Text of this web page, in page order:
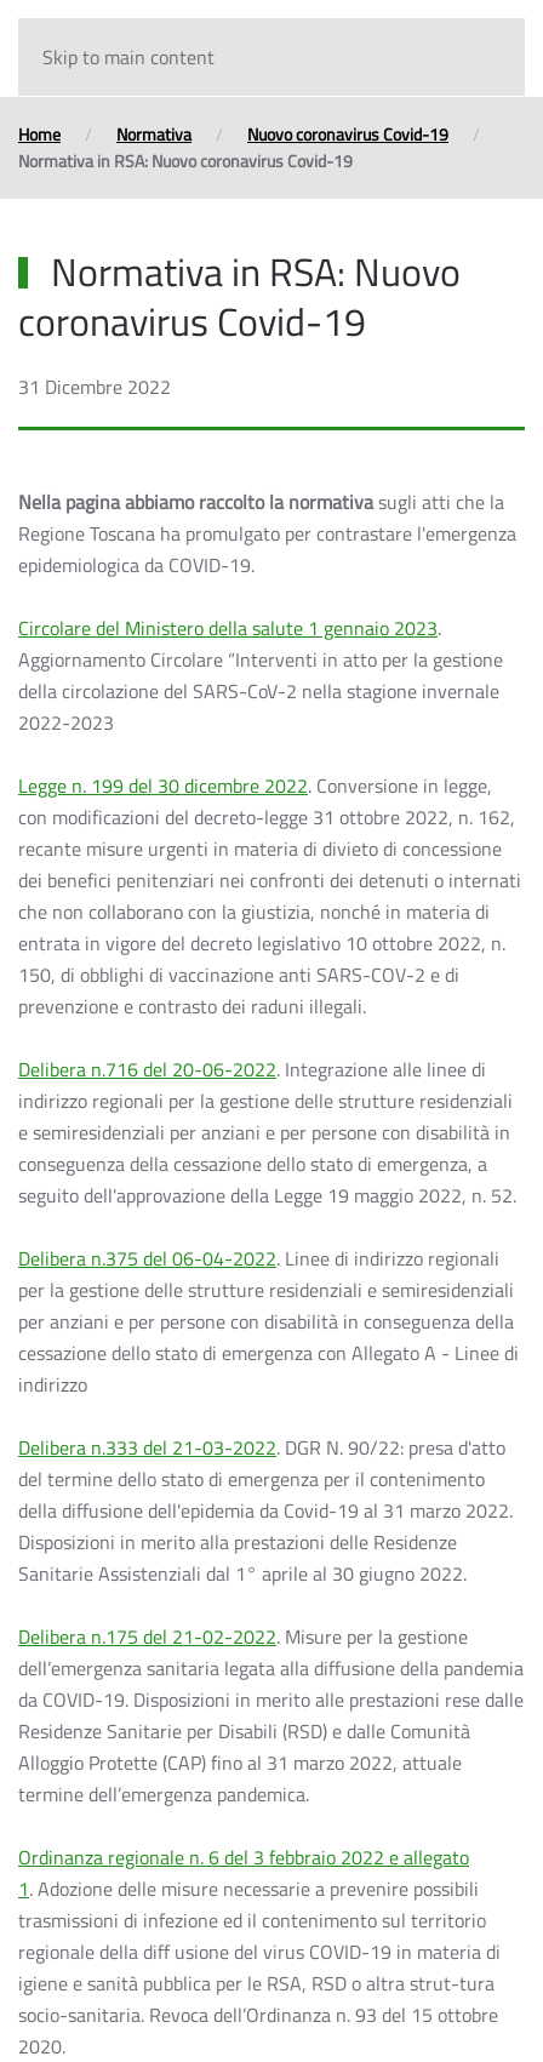
Skip to main content
Home Normativa
Nuovo coronavirus Covid-19
Normativa in RSA: Nuovo coronavirus Covid-19
Normativa in RSA: Nuovo
coronavirus Covid-19
31 Dicembre 2022
Nella pagina abbiamo raccolto la normativasugli atti che la
Regione Toscana ha promulgato per contrastare l'emergenza
epidemiologica da COVID-19.
Circolare del Ministero della salute 1 gennaio 2023.
Aggiornamento Circolare “Interventi in atto per la gestione
della circolazione del SARS-CoV-2 nella stagione invernale
2022-2023
Legge n. 199 del 30 dicembre 2022. Conversione in legge,
con modificazioni del decreto-legge 31 ottobre 2022, n. 162,
recante misure urgenti in materia di divieto di concessione
dei benefici penitenziari nei confronti dei detenuti o internati
che non collaborano con la giustizia, nonché in materia di
entrata in vigore del decreto legislativo 10 ottobre 2022, n.
150, di obblighi di vaccinazione anti SARS-COV-2 e di
prevenzione e contrasto dei raduni illegali.
Delibera n.716 del 20-06-2022. Integrazione alle linee di
indirizzo regionali per la gestione delle strutture residenziali
e semiresidenziali per anziani e per persone con disabilità in
conseguenza della cessazione dello stato di emergenza, a
seguito dell'approvazione della Legge 19 maggio 2022, n. 52.
Delibera n.375 del 06-04-2022. Linee di indirizzo regionali
per la gestione delle strutture residenziali e semiresidenziali
per anziani e per persone con disabilità in conseguenza della
cessazione dello stato di emergenza con Allegato A - Linee di
indirizzo
Delibera n.333 del 21-03-2022. DGR N. 90/22: presa d'atto
del termine dello stato di emergenza per il contenimento
della diffusione dell'epidemia da Covid-19 al 31 marzo 2022.
Disposizioni in merito alla prestazioni delle Residenze
Sanitarie Assistenziali dal 1° aprile al 30 giugno 2022.
Delibera n.175 del 21-02-2022. Misure per la gestione
dell’emergenza sanitaria legata alla diffusione della pandemia
da COVID-19. Disposizioni in merito alle prestazioni rese dalle
Residenze Sanitarie per Disabili (RSD) e dalle Comunità
Alloggio Protette (CAP) fino al 31 marzo 2022, attuale
termine dell’emergenza pandemica.
Ordinanza regionale n. 6 del 3 febbraio 2022 e allegato
1. Adozione delle misure necessarie a prevenire possibili
trasmissioni di infezione ed il contenimento sul territorio
regionale della diff usione del virus COVID-19 in materia di
igiene e sanità pubblica per le RSA, RSD o altra strut-tura
socio-sanitaria. Revoca dell’Ordinanza n. 93 del 15 ottobre
2020.